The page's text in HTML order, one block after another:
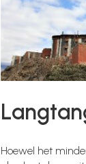
Hoewel het